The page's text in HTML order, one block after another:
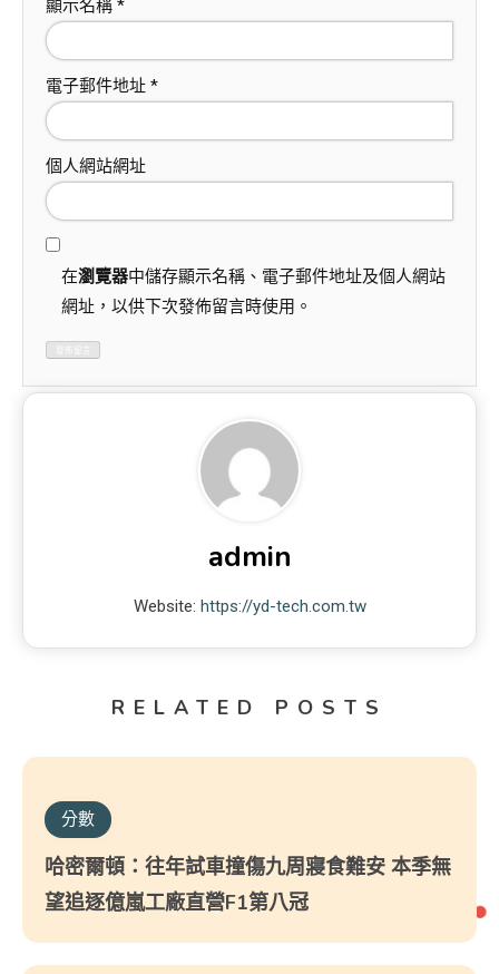
顯示名稱 *
電子郵件地址 *
個人網站網址
在瀏覽器中儲存顯示名稱、電子郵件地址及個人網站
網址，以供下次發佈留言時使用。
admin
Website: https://yd-tech.com.tw
RELATED POSTS
分數
哈密爾頓：往年試車撞傷九周寢食難安 本季無
望追逐億嵐工廠直營F1第八冠